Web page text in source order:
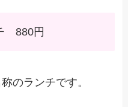
880円
のランチです。